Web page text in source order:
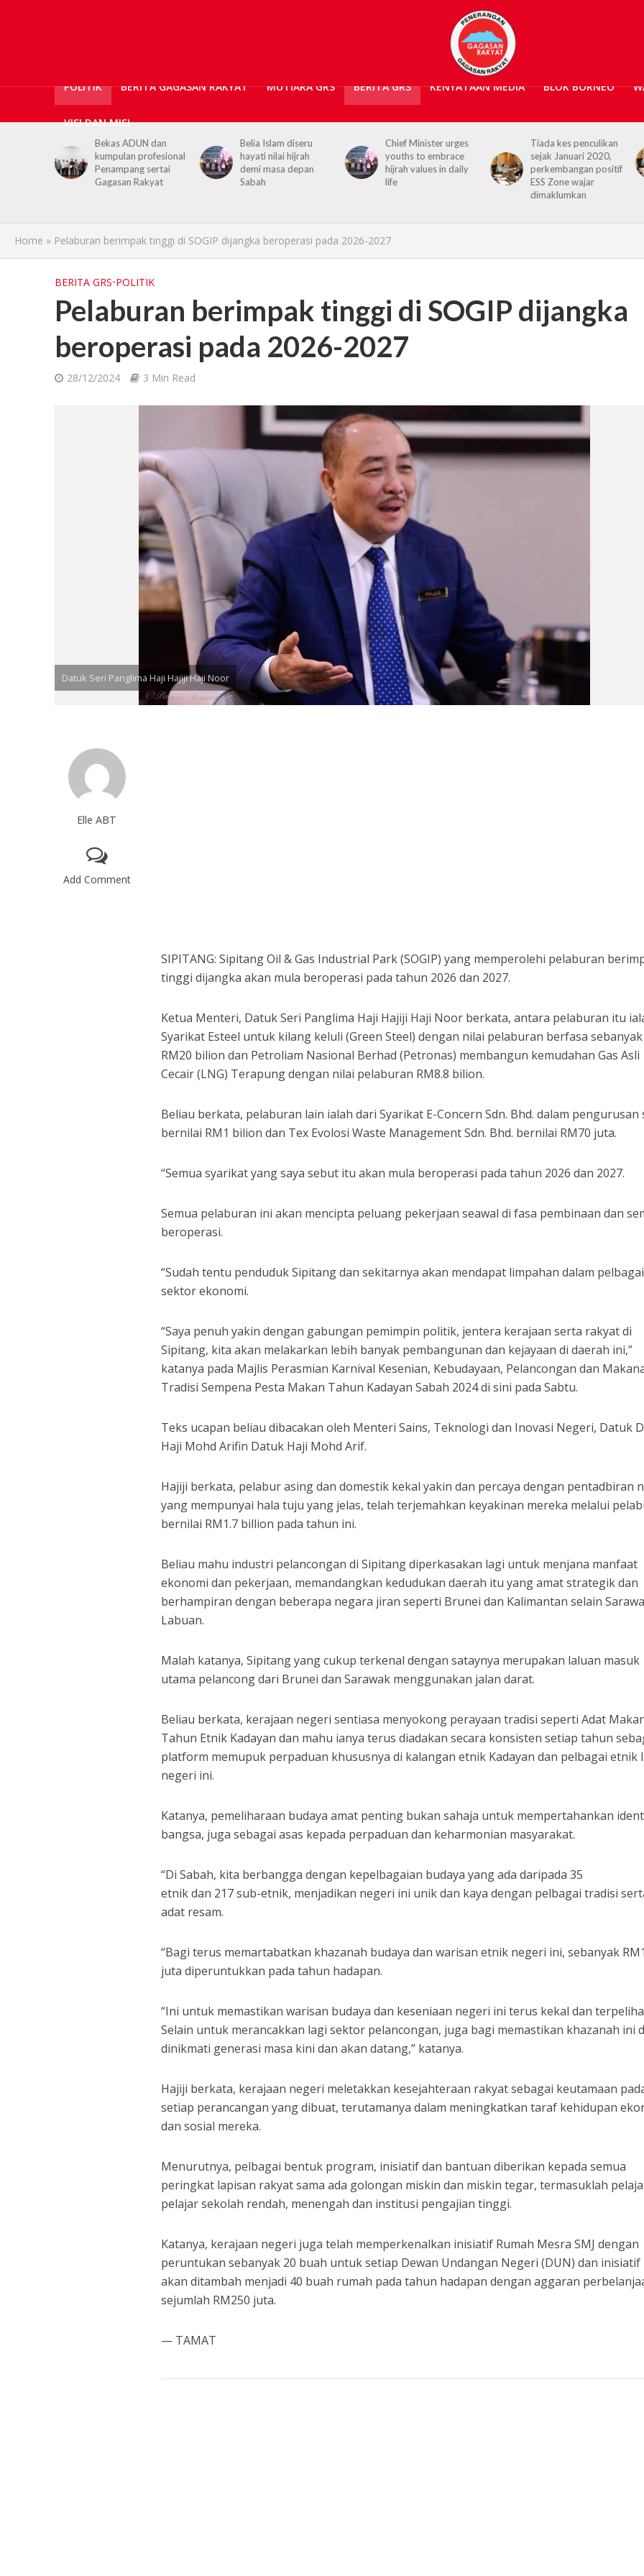
POLITIK BERITA GAGASAN RAKYAT MUTIARA GRS BERITA GRS KENYATAAN MEDIA BLOK BORNEO
VISI DAN MISI
Bekas ADUN dan
kumpulan profesional
Penampang sertai
Gagasan Rakyat
Belia Islam diseru
hayati nilai hijrah
demi masa depan
Sabah
Chief Minister urges
youths to embrace
hijrah values in daily
life
Tiada kes penculikan
sejak Januari 2020,
perkembangan positif
ESS Zone wajar
dimaklumkan
Home » Pelaburan berimpak tinggi di SOGIP dijangka beroperasi pada 2026-2027
BERITA GRS•POLITIK
Pelaburan berimpak tinggi di SOGIP dijangka
beroperasi pada 2026-2027
28/12/2024 3 Min Read
Datuk Seri Panglima Haji Hajiji Haji Noor
Elle ABT
Add Comment
SIPITANG: Sipitang Oil & Gas Industrial Park (SOGIP) yang memperolehi pelaburan
tinggi dijangka akan mula beroperasi pada tahun 2026 dan 2027.
Ketua Menteri, Datuk Seri Panglima Haji Hajiji Haji Noor berkata, antara pelaburan itu
Syarikat Esteel untuk kilang keluli (Green Steel) dengan nilai pelaburan berfasa sebanyak
RM20 bilion dan Petroliam Nasional Berhad (Petronas) membangun kemudahan Gas Asli
Cecair (LNG) Terapung dengan nilai pelaburan RM8.8 bilion.
Beliau berkata, pelaburan lain ialah dari Syarikat E-Concern Sdn. Bhd. dalam pengurusan
bernilai RM1 bilion dan Tex Evolosi Waste Management Sdn. Bhd. bernilai RM70 juta.
“Semua syarikat yang saya sebut itu akan mula beroperasi pada tahun 2026 dan 2027.
Semua pelaburan ini akan mencipta peluang pekerjaan seawal di fasa pembinaan dan
beroperasi.
“Sudah tentu penduduk Sipitang dan sekitarnya akan mendapat limpahan dalam pelbagai
sektor ekonomi.
“Saya penuh yakin dengan gabungan pemimpin politik, jentera kerajaan serta rakyat di
Sipitang, kita akan melakarkan lebih banyak pembangunan dan kejayaan di daerah ini,”
katanya pada Majlis Perasmian Karnival Kesenian, Kebudayaan, Pelancongan dan
Tradisi Sempena Pesta Makan Tahun Kadayan Sabah 2024 di sini pada Sabtu.
Teks ucapan beliau dibacakan oleh Menteri Sains, Teknologi dan Inovasi Negeri, Datuk
Haji Mohd Arifin Datuk Haji Mohd Arif.
Hajiji berkata, pelabur asing dan domestik kekal yakin dan percaya dengan pentadbiran
yang mempunyai hala tuju yang jelas, telah terjemahkan keyakinan mereka melalui
bernilai RM1.7 billion pada tahun ini.
Beliau mahu industri pelancongan di Sipitang diperkasakan lagi untuk menjana manfaat
ekonomi dan pekerjaan, memandangkan kedudukan daerah itu yang amat strategik dan
berhampiran dengan beberapa negara jiran seperti Brunei dan Kalimantan selain
Labuan.
Malah katanya, Sipitang yang cukup terkenal dengan sataynya merupakan laluan masuk
utama pelancong dari Brunei dan Sarawak menggunakan jalan darat.
Beliau berkata, kerajaan negeri sentiasa menyokong perayaan tradisi seperti Adat
Tahun Etnik Kadayan dan mahu ianya terus diadakan secara konsisten setiap tahun
platform memupuk perpaduan khususnya di kalangan etnik Kadayan dan pelbagai etnik
negeri ini.
Katanya, pemeliharaan budaya amat penting bukan sahaja untuk mempertahankan
bangsa, juga sebagai asas kepada perpaduan dan keharmonian masyarakat.
“Di Sabah, kita berbangga dengan kepelbagaian budaya yang ada daripada 35
etnik dan 217 sub-etnik, menjadikan negeri ini unik dan kaya dengan pelbagai tradisi
adat resam.
“Bagi terus memartabatkan khazanah budaya dan warisan etnik negeri ini, sebanyak
juta diperuntukkan pada tahun hadapan.
“Ini untuk memastikan warisan budaya dan keseniaan negeri ini terus kekal dan
Selain untuk merancakkan lagi sektor pelancongan, juga bagi memastikan khazanah ini
dinikmati generasi masa kini dan akan datang,” katanya.
Hajiji berkata, kerajaan negeri meletakkan kesejahteraan rakyat sebagai keutamaan
setiap perancangan yang dibuat, terutamanya dalam meningkatkan taraf kehidupan
dan sosial mereka.
Menurutnya, pelbagai bentuk program, inisiatif dan bantuan diberikan kepada semua
peringkat lapisan rakyat sama ada golongan miskin dan miskin tegar, termasuklah
pelajar sekolah rendah, menengah dan institusi pengajian tinggi.
Katanya, kerajaan negeri juga telah memperkenalkan inisiatif Rumah Mesra SMJ dengan
peruntukan sebanyak 20 buah untuk setiap Dewan Undangan Negeri (DUN) dan inisiatif
akan ditambah menjadi 40 buah rumah pada tahun hadapan dengan aggaran
sejumlah RM250 juta.
— TAMAT